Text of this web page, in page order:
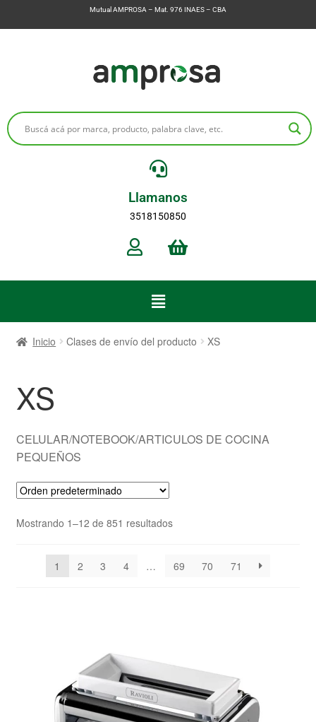
Mutual AMPROSA – Mat. 976 INAES – CBA
Llamanos
3518150850
Inicio Clases de envío del producto XS
XS
CELULAR/NOTEBOOK/ARTICULOS DE COCINA
PEQUEÑOS
Mostrando 1–12 de 851 resultados
1 2 3 4 … 69 70 71